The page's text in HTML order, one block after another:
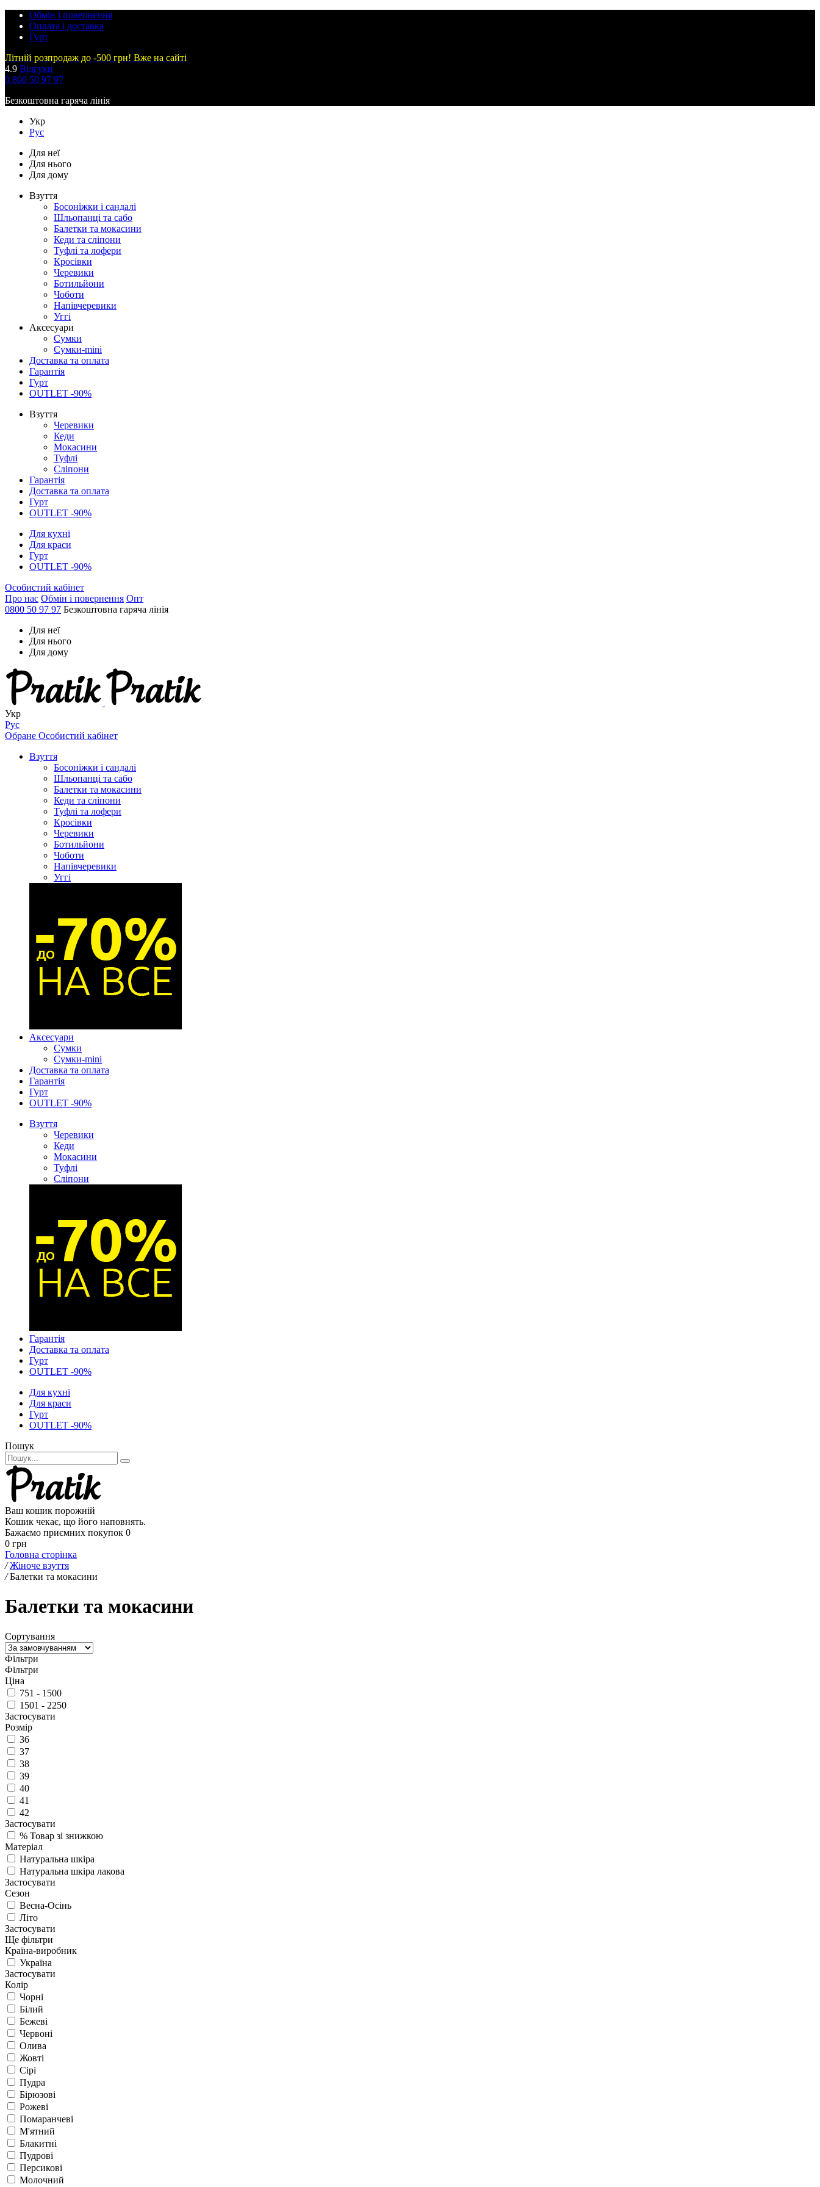
Обмін і повернення
Оплата і доставка
Гурт
Літній розпродаж до -500 грн! Вже на сайті
4.9 Відгуки
0 800 50 97 97
Безкоштовна гаряча лінія
Укр
Рус
Для неї
Для нього
Для дому
Взуття
Босоніжки і сандалі
Шльопанці та сабо
Балетки та мокасини
Кеди та сліпони
Туфлі та лофери
Кросівки
Черевики
Ботильйони
Чоботи
Напівчеревики
Уггі
Аксесуари
Сумки
Сумки-mini
Доставка та оплата
Гарантія
Гурт
OUTLET -90%
Взуття
Черевики
Кеди
Мокасини
Туфлі
Сліпони
Гарантія
Доставка та оплата
Гурт
OUTLET -90%
Для кухні
Для краси
Гурт
OUTLET -90%
Особистий кабінет
Про нас Обмін і повернення Опт
0800 50 97 97 Безкоштовна гаряча лінія
Для неї
Для нього
Для дому
Укр
Рус
Обране Особистий кабінет
Взуття
Босоніжки і сандалі
Шльопанці та сабо
Балетки та мокасини
Кеди та сліпони
Туфлі та лофери
Кросівки
Черевики
Ботильйони
Чоботи
Напівчеревики
Уггі
Аксесуари
Сумки
Сумки-mini
Доставка та оплата
Гарантія
Гурт
OUTLET -90%
Взуття
Черевики
Кеди
Мокасини
Туфлі
Сліпони
Гарантія
Доставка та оплата
Гурт
OUTLET -90%
Для кухні
Для краси
Гурт
OUTLET -90%
Пошук
Ваш кошик порожній
Кошик чекає, що його наповнять.
Бажаємо приємних покупок 0
0 грн
Головна сторінка
/ Жіноче взуття
/ Балетки та мокасини
Балетки та мокасини
Сортування
Фільтри
Фільтри
Ціна
751 - 1500
1501 - 2250
Застосувати
Розмір
36
37
38
39
40
41
42
Застосувати
% Товар зі знижкою
Матеріал
Натуральна шкіра
Натуральна шкіра лакова
Застосувати
Сезон
Весна-Осінь
Літо
Застосувати
Ще фільтри
Країна-виробник
Україна
Застосувати
Колір
Чорні
Білий
Бежеві
Червоні
Олива
Жовті
Сірі
Пудра
Бірюзові
Рожеві
Помаранчеві
М'ятний
Блакитні
Пудрові
Персикові
Молочний